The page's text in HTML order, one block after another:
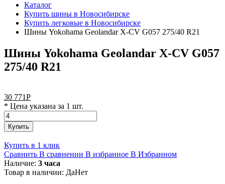
Каталог
Купить шины в Новосибирске
Купить легковые в Новосибирске
Шины Yokohama Geolandar X-CV G057 275/40 R21
Шины Yokohama Geolandar X-CV G057
275/40 R21
30 771Р
* Цена указана за 1 шт.
Купить
Купить в 1 клик
Сравнить В сравнении В избранное В Избранном
Наличие: 3 часа
Товар в наличии: ДаНет